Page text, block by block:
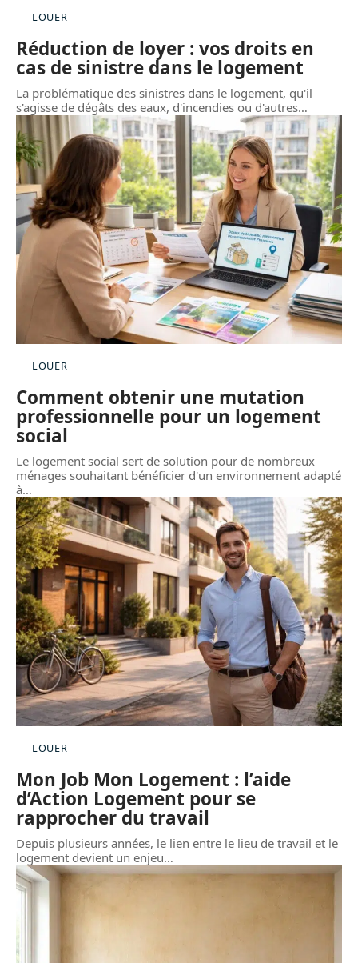
LOUER
Réduction de loyer : vos droits en
cas de sinistre dans le logement
La problématique des sinistres dans le logement, qu'il
s'agisse de dégâts des eaux, d'incendies ou d'autres…
LOUER
Comment obtenir une mutation
professionnelle pour un logement
social
Le logement social sert de solution pour de nombreux
ménages souhaitant bénéficier d'un environnement adapté
à…
LOUER
Mon Job Mon Logement : l’aide
d’Action Logement pour se
rapprocher du travail
Depuis plusieurs années, le lien entre le lieu de travail et le
logement devient un enjeu…